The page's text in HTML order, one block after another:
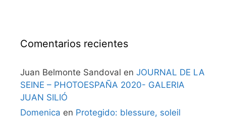
Comentarios recientes
Juan Belmonte Sandoval en JOURNAL DE LA
SEINE – PHOTOESPAÑA 2020- GALERIA
JUAN SILIÓ
Domenica en Protegido: blessure, soleil